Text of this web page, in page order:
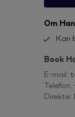
Om
Kan
Book
E-mail:
Telefon:
Direkte: